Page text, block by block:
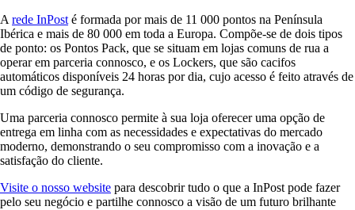
A rede InPost é formada por mais de 11 000 pontos na Península
Ibérica e mais de 80 000 em toda a Europa. Compõe-se de dois tipos
de ponto: os Pontos Pack, que se situam em lojas comuns de rua a
operar em parceria connosco, e os Lockers, que são cacifos
automáticos disponíveis 24 horas por dia, cujo acesso é feito através de
um código de segurança.
Uma parceria connosco permite à sua loja oferecer uma opção de
entrega em linha com as necessidades e expectativas do mercado
moderno, demonstrando o seu compromisso com a inovação e a
satisfação do cliente.
Visite o nosso website para descobrir tudo o que a InPost pode fazer
pelo seu negócio e partilhe connosco a visão de um futuro brilhante